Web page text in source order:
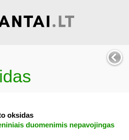
oksidas
duomenimis nepavojingas